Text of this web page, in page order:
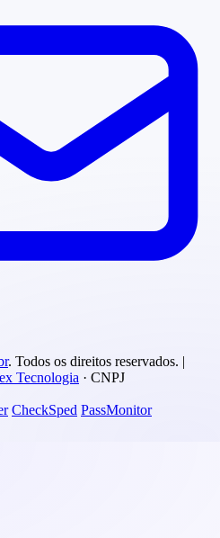
. Todos os direitos reservados. |
Tecnologia · CNPJ
CheckSped PassMonitor